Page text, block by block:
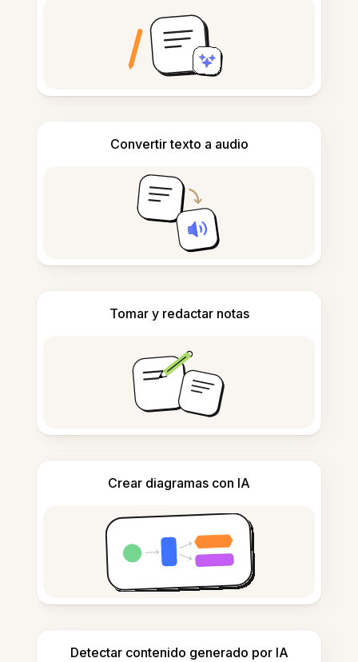
Convertir texto a audio
Tomar y redactar notas
Crear diagramas con IA
Detectar contenido generado por IA